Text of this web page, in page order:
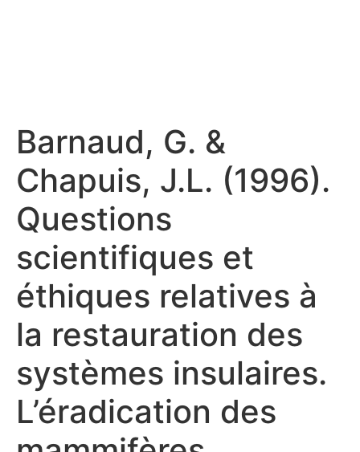
Barnaud, G. &
Chapuis, J.L. (1996).
Questions
scientifiques et
éthiques relatives à
la restauration des
systèmes insulaires.
L’éradication des